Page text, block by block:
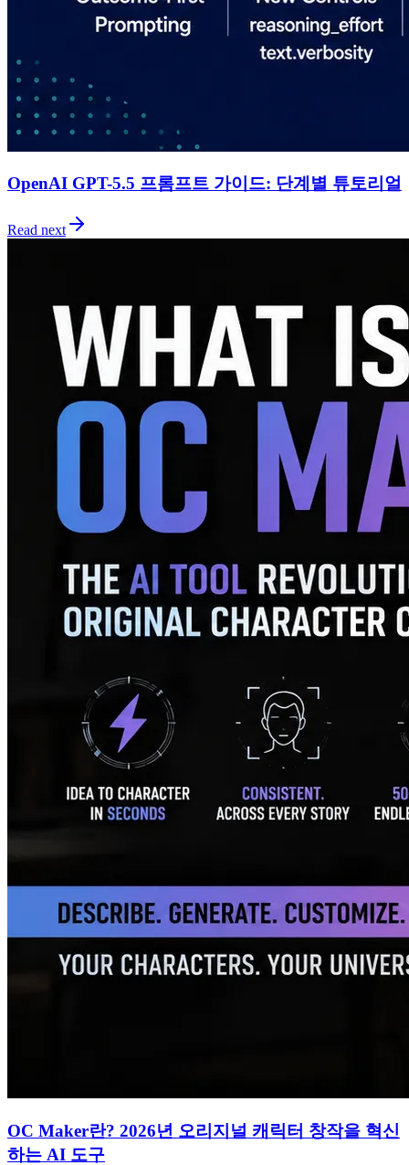
OpenAI GPT-5.5 프롬프트 가이드: 단계별 튜토리얼
Read next
OC Maker란? 2026년 오리지널 캐릭터 창작을 혁신
하는 AI 도구